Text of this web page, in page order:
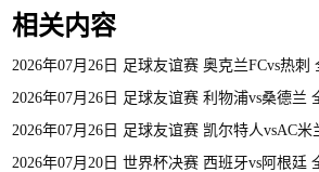
相关内容
2026年07月26日 足球友谊赛 奥克兰FCvs热刺
2026年07月26日 足球友谊赛 利物浦vs桑德兰
2026年07月26日 足球友谊赛 凯尔特人vsAC米
2026年07月20日 世界杯决赛 西班牙vs阿根廷